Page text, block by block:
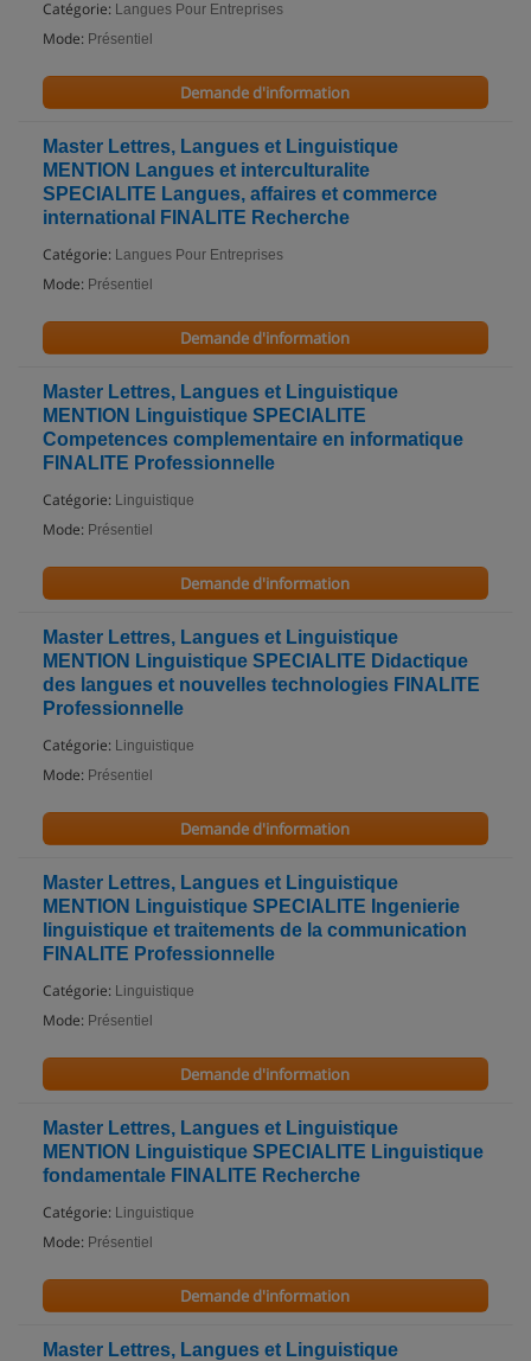
Catégorie: Langues Pour Entreprises
Mode: Présentiel
Demande d'information
Master Lettres, Langues et Linguistique
MENTION Langues et interculturalite
SPECIALITE Langues, affaires et commerce
international FINALITE Recherche
Catégorie: Langues Pour Entreprises
Mode: Présentiel
Demande d'information
Master Lettres, Langues et Linguistique
MENTION Linguistique SPECIALITE
Competences complementaire en informatique
FINALITE Professionnelle
Catégorie: Linguistique
Mode: Présentiel
Demande d'information
Master Lettres, Langues et Linguistique
MENTION Linguistique SPECIALITE Didactique
des langues et nouvelles technologies FINALITE
Professionnelle
Catégorie: Linguistique
Mode: Présentiel
Demande d'information
Master Lettres, Langues et Linguistique
MENTION Linguistique SPECIALITE Ingenierie
linguistique et traitements de la communication
FINALITE Professionnelle
Catégorie: Linguistique
Mode: Présentiel
Demande d'information
Master Lettres, Langues et Linguistique
MENTION Linguistique SPECIALITE Linguistique
fondamentale FINALITE Recherche
Catégorie: Linguistique
Mode: Présentiel
Demande d'information
Master Lettres, Langues et Linguistique